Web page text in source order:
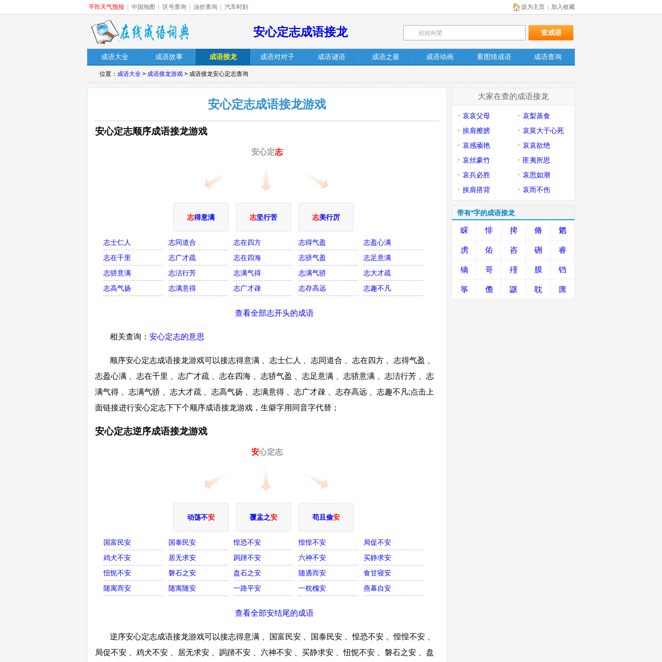
平邑天气预报 中国地图 区号查询 油价查询 汽车时刻 加入收藏
设为主页
安心定志成语接龙
成语大全 成语故事 成语接龙 成语对对子 成语谜语 成语之最 成语动画 看图猜成语 成语查询
位置： 成语大全 > 成语接龙游戏 > 成语接龙安心定志查询
安心定志成语接龙游戏
安心定志顺序成语接龙游戏
安心定志
志得意满 志坚行苦 志美行厉
志士仁人 志同道合 志在四方 志得气盈
志盈心满
志在千里
志广才疏 志在四海 志骄气盈
志足意满
志骄意满
志洁行芳 志满气得 志满气骄
志大才疏
志高气扬
志满意得 志广才疎 志存高远 志趣不凡
查看全部志开头的成语
相关查询： 安心定志的意思
顺序安心定志成语接龙游戏可以接志得意满 、志士仁人 、志同道合 、志在四方 、志得气盈 、
志盈心满 、志在千里 、志广才疏 、志在四海 、志骄气盈 、志足意满 、志骄意满 、志洁行芳 、志
满气得 、志满气骄 、志大才疏 、志高气扬 、志满意得 、志广才疎 、志存高远 、志趣不凡;点击上
面链接进行安心定志下下个顺序成语接龙游戏，生僻字用同音字代替；
安心定志逆序成语接龙游戏
安心定志
动荡不安 覆盂之安 苟且偷安
国富民安 国泰民安 惶恐不安 惶惶不安
局促不安
鸡犬不安
居无求安 跼蹐不安 六神不安
买静求安
忸怩不安
磐石之安 盘石之安 随遇而安
食甘寝安
随寓而安
随寓随安 一路平安 一枕槐安 燕幕自安
查看全部安结尾的成语
逆序安心定志成语接龙游戏可以接志得意满 、国富民安 、国泰民安 、惶恐不安 、惶惶不安 、
局促不安 、鸡犬不安 、居无求安 、跼蹐不安 、六神不安 、买静求安 、忸怩不安 、磐石之安 、盘
大家在查的成语接龙
哀哀父母
哀梨蒸食
挨肩擦膀
哀莫大于心死
哀感顽艳
哀哀欲绝
哀丝豪竹
匪夷所思
哀兵必胜
哀思如潮
挨肩搭背
哀而不伤
带有*字的成语接龙
睬 悱 捭 脩 魍
虏 佑 咨 硎 睿
镝 哥 殣 膜 铛
筝 儋 鼷 耽 廪